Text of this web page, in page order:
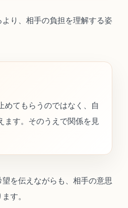
り、相手の負担を理解する姿
めてもらうのではなく、自
ます。そのうえで関係を見
を伝えながらも、相手の意思
す。